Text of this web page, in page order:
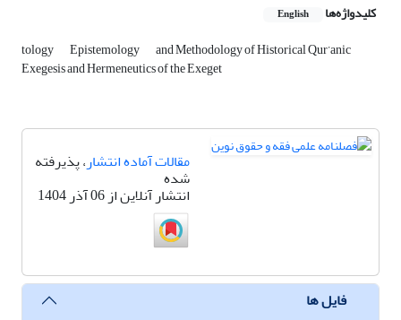
کلیدواژه‌ها English
tology Epistemology and Methodology of Historical Qur’anic
Exegesis and Hermeneutics of the Exeget
مقالات آماده انتشار، پذیرفته
شده
انتشار آنلاین از 06 آذر 1404
فایل ها